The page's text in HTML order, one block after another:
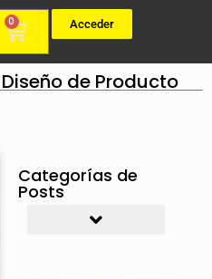
0 Acceder
de Producto
Categorías de
Posts